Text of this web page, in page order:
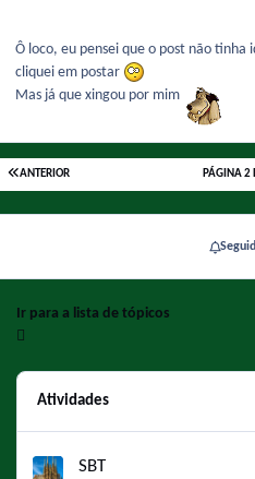
Ô loco, eu pensei que o post não tinha
cliquei em postar
Mas já que xingou por mim
ANTERIOR PÁGINA 2
Ir para a lista de tópicos
Atividades
SBT